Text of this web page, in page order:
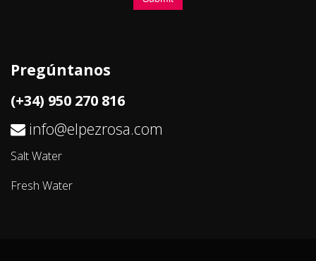
Pregúntanos
(+34) 950 270 816
info@elpezrosa.com
Salt Water
Fresh Water